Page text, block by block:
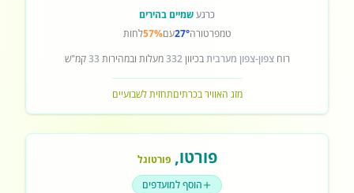
כרגעשמיים בהירים
טמפרטורה27°עם57%לחות
רוחצפון-צפון מערביתבכיוון332מעלות ובמהירות 33קמ"ש
מזג האוויר בכרתיםתחזית לשבועיים
פורטו,פורטוגל
הוסף למועדפים